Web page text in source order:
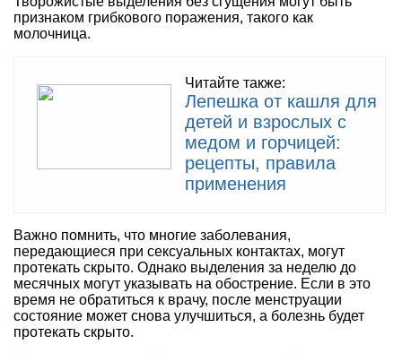
признаком грибкового поражения, такого как
молочница.
Читайте также:
Лепешка от кашля для
детей и взрослых с
медом и горчицей:
рецепты, правила
применения
Важно помнить, что многие заболевания,
передающиеся при сексуальных контактах, могут
протекать скрыто. Однако выделения за неделю до
месячных могут указывать на обострение. Если в это
время не обратиться к врачу, после менструации
состояние может снова улучшиться, а болезнь будет
протекать скрыто.